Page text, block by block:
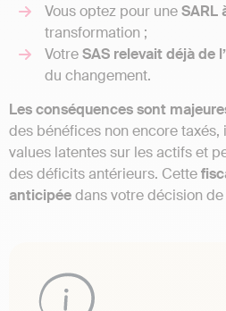
Vous optez pour uneSARL
transformation ;
VotreSAS relevait déjà de
du changement.
Les conséquences sont
des bénéfices non encore
values latentes sur les actifs et
des déficits antérieurs. Cette
anticipéedans votre décision